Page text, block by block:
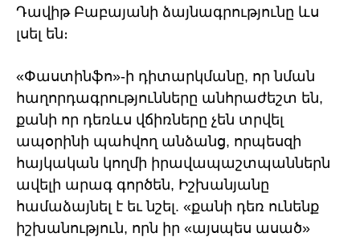
Դավիթ Բաբայանի ձայնագրությունը ևս
լսել են։
«Փաստինֆո»-ի դիտարկմանը, որ նման
հաղորդագրությունները անհրաժեշտ են,
քանի որ դեռևս վճիռները չեն տրվել
ապօրինի պահվող անձանց, որպեսզի
հայկական կողմի իրավապաշտպաններն
ավելի արագ գործեն, Իշխանյանը
համաձայնել է եւ նշել. «քանի դեռ ունենք
իշխանություն, որն իր «այսպես ասած»